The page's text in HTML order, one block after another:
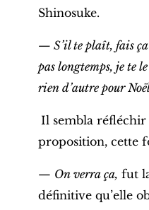
Shinosuke.
— S’il te plaît, fais ça
pas longtemps, je te
rien d’autre pour
Il sembla
proposition, cette
— On verra ça, fut
définitive qu’elle